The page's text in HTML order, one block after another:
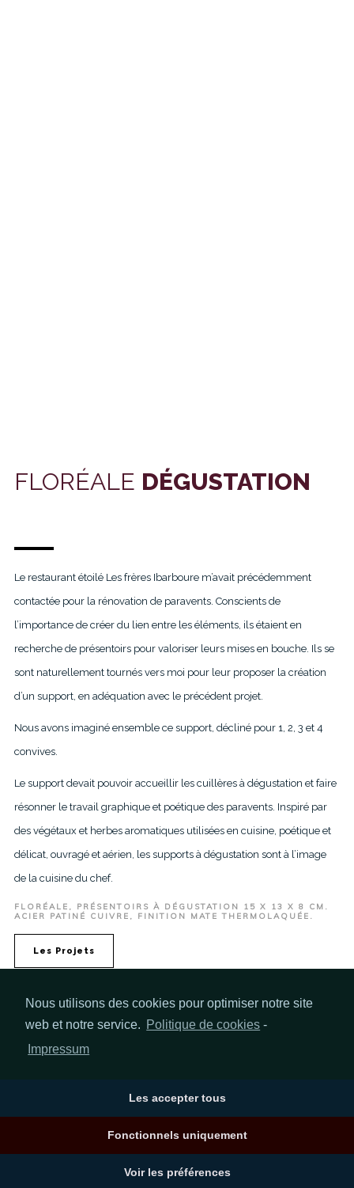
Nous utilisons des cookies pour optimiser notre site
web et notre service. Politique de cookies -
Impressum
Les accepter tous
Fonctionnels uniquement
Voir les préférences
FLORÉALE DÉGUSTATION
Le restaurant étoilé Les frères Ibarboure m’avait précédemment
contactée pour la rénovation de paravents. Conscients de
l’importance de créer du lien entre les éléments, ils étaient en
recherche de présentoirs pour valoriser leurs mises en bouche. Ils se
sont naturellement tournés vers moi pour leur proposer la création
d’un support, en adéquation avec le précédent projet.
Nous avons imaginé ensemble ce support, décliné pour 1, 2, 3 et 4
convives.
Le support devait pouvoir accueillir les cuillères à dégustation et faire
résonner le travail graphique et poétique des paravents. Inspiré par
des végétaux et herbes aromatiques utilisées en cuisine, poétique et
délicat, ouvragé et aérien, les supports à dégustation sont à l’image
de la cuisine du chef.
FLORÉALE, PRÉSENTOIRS À DÉGUSTATION 15 X 13 X 8 CM.
ACIER PATINÉ CUIVRE, FINITION MATE THERMOLAQUÉE.
Les Projets